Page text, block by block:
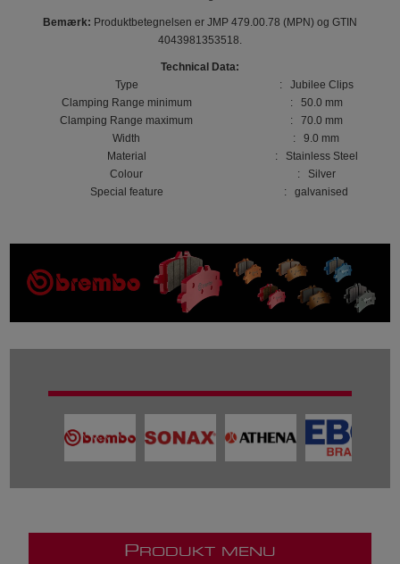
Bemærk: Produktbetegnelsen er JMP 479.00.78 (MPN) og GTIN
4043981353518.
Technical Data:
Type
: Jubilee Clips
Clamping Range minimum
: 50.0 mm
Clamping Range maximum
: 70.0 mm
Width
: 9.0 mm
Material
: Stainless Steel
Colour
: Silver
Special feature
: galvanised
P RODUKT MENU